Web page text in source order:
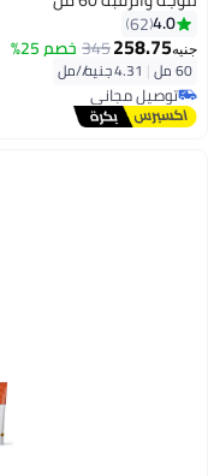
4.0
62
جنيه258.75
345 خصم 25%
60 مل |
توصيل مجاني
بتخلّص بسرعة
توصيل مجاني